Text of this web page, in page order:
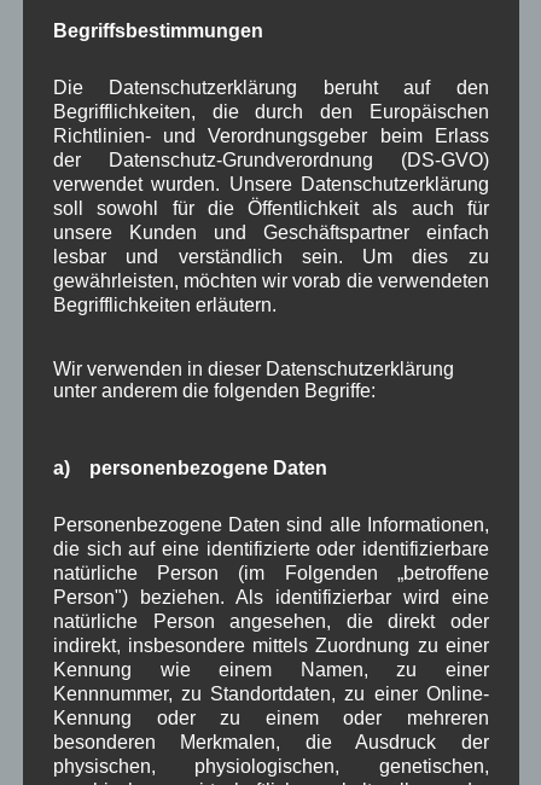
Kirche ,Kunsthandwerk ,Landwirtschaft ,
Musik , Natur und Umwelt ,Ochsenrennen
Schule , Sport ,Tagespflege , Tourismus ,
TV ,Umfrage , Veranstaltung , Verkehr ,
Verwaltung , Video
Zeitung , Zigarettensteig
Bauernregel im August
Wenn's im August stark tauen tut, bleibt in der Regel das
Wetter gut.
Neueste Kommentare
WBEbeiÜber uns
Josef Otler, Verein fürr Geschichte beiÜber uns
Begriffsbestimmungen
Die Datenschutzerklärung beruht auf den
Begrifflichkeiten, die durch den Europäischen
Richtlinien- und Verordnungsgeber beim Erlass
der Datenschutz-Grundverordnung (DS-GVO)
verwendet wurden. Unsere Datenschutzerklärung
soll sowohl für die Öffentlichkeit als auch für
unsere Kunden und Geschäftspartner einfach
lesbar und verständlich sein. Um dies zu
gewährleisten, möchten wir vorab die verwendeten
Begrifflichkeiten erläutern.
Wir verwenden in dieser Datenschutzerklärung
unter anderem die folgenden Begriffe:
a) personenbezogene Daten
Personenbezogene Daten sind alle Informationen,
die sich auf eine identifizierte oder identifizierbare
natürliche Person (im Folgenden „betroffene
Person") beziehen. Als identifizierbar wird eine
natürliche Person angesehen, die direkt oder
indirekt, insbesondere mittels Zuordnung zu einer
Kennung wie einem Namen, zu einer
Kennnummer, zu Standortdaten, zu einer Online-
Kennung oder zu einem oder mehreren
besonderen Merkmalen, die Ausdruck der
physischen, physiologischen, genetischen,